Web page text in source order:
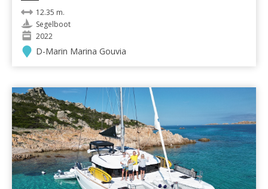
12.35 m.
Segelboot
2022
D-Marin Marina Gouvia